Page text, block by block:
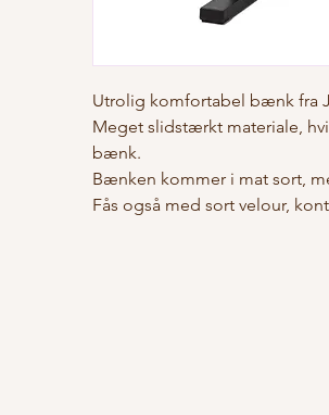
Utrolig komfortabel bænk fra
Meget slidstærkt materiale,
bænk.
Bænken kommer i mat sort,
Fås også med sort velour,